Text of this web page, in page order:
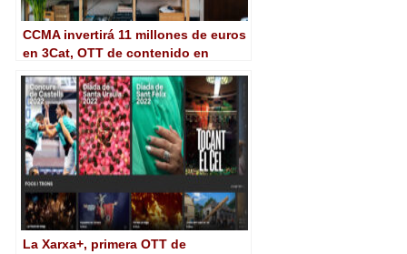
CCMA invertirá 11 millones de euros
en 3Cat, OTT de contenido en
Mediapro e Inetum
La Xarxa+, primera OTT de